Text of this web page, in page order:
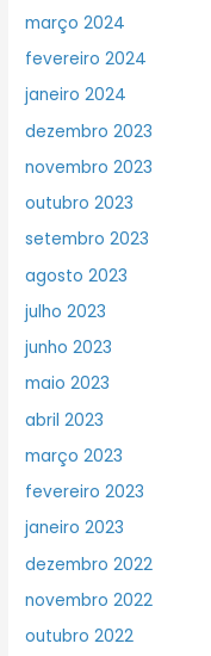
março 2024
fevereiro 2024
janeiro 2024
dezembro 2023
novembro 2023
outubro 2023
setembro 2023
agosto 2023
julho 2023
junho 2023
maio 2023
abril 2023
março 2023
fevereiro 2023
janeiro 2023
dezembro 2022
novembro 2022
outubro 2022